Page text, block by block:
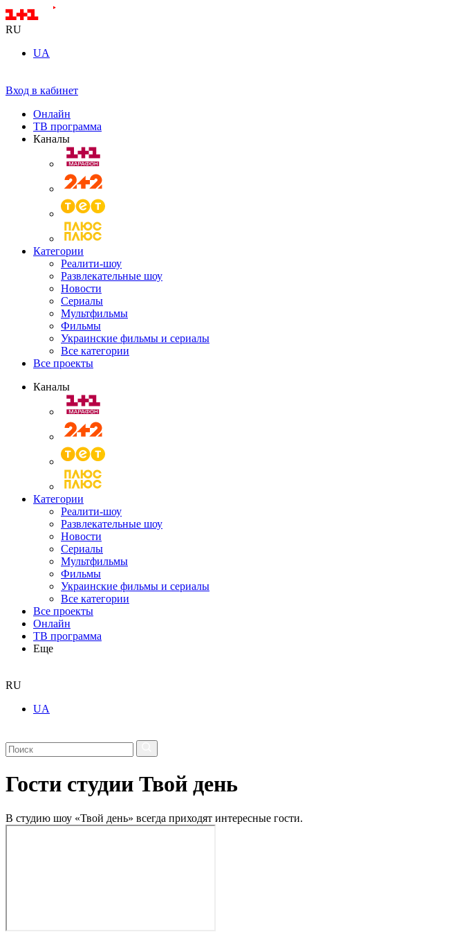
RU
UA
Вход в кабинет
Онлайн
ТВ программа
Каналы
Категории
Реалити-шоу
Развлекательные шоу
Новости
Сериалы
Мультфильмы
Фильмы
Украинские фильмы и сериалы
Все категории
Все проекты
Каналы
Категории
Реалити-шоу
Развлекательные шоу
Новости
Сериалы
Мультфильмы
Фильмы
Украинские фильмы и сериалы
Все категории
Все проекты
Онлайн
ТВ программа
Еще
RU
UA
Гости студии Твой день
В студию шоу «Твой день» всегда приходят интересные гости.